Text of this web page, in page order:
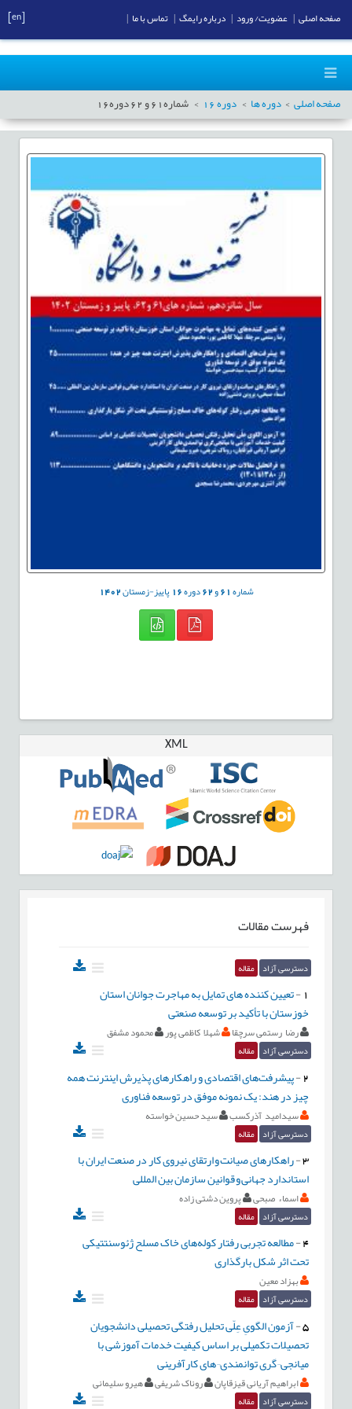
صفحه اصلی دوره ها دوره16 شماره61و62دوره16
شماره61و62دوره16پاییز-زمستان1402
XML
فهرست مقالات
دسترسی آزاد مقاله
-تعیین کننده های تمایل به مهاجرت جوانان استان
خوزستان با تأکید بر توسعه صنعتی
رضا رستمی سرچقا شهلا کاظمی پور محمود مشفق
دسترسی آزاد مقاله
2
-پیشرفت‌های اقتصادی و راهکارهای پذیرش اینترنت همه
چیز در هند: یک نمونه موفق در توسعه فناوری
سیدامید آذرکسب سید حسین خواسته
دسترسی آزاد مقاله
3
-راهکارهای صیانت و ارتقای نیروی کار در صنعت ایران با
استاندارد جهانی و قوانین سازمان بین المللی
اسماء صبحی پروین دشتی زاده
دسترسی آزاد مقاله
4
-مطالعه تجربی رفتار کوله‌های خاک مسلح ژئوسنتتیکی
تحت اثر شکل بارگذاری
بهزاد معین
دسترسی آزاد مقاله
5
-آزمون الگویِ عِلّی تحلیل رفتگی تحصیلی دانشجویان
تحصیلات تکمیلی بر اساس کیفیت خدمات آموزشی با
میانجی¬گری توانمندی¬های کارآفرینی
ابراهیم آریانی قیزقاپان روناک شریفی هیرو سلیمانی
دسترسی آزاد مقاله
صفحه اصلی عضویت/ ورود درباره رایمگ تماس با ما